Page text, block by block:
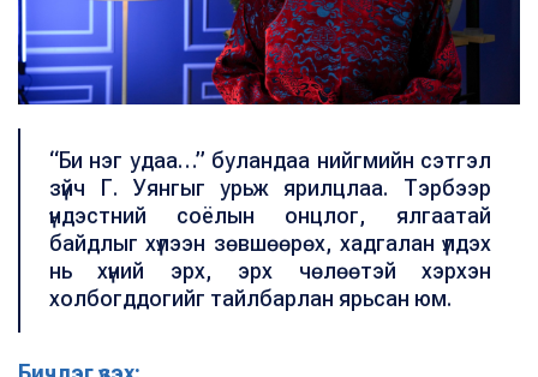
“Би нэг удаа…” буландаа нийгмийн сэтгэл
зүйч Г. Уянгыг урьж ярилцлаа. Тэрбээр
үндэстний соёлын онцлог, ялгаатай
байдлыг хүлээн зөвшөөрөх, хадгалан үлдэх
нь хүний эрх, эрх чөлөөтэй хэрхэн
холбогддогийг тайлбарлан ярьсан юм.